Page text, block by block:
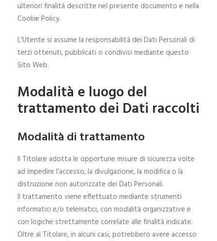
ulteriori finalità descritte nel presente documento e nella
Cookie Policy.
L'Utente si assume la responsabilità dei Dati Personali di
terzi ottenuti, pubblicati o condivisi mediante questo
Sito Web.
Modalità e luogo del
trattamento dei Dati raccolti
Modalità di trattamento
Il Titolare adotta le opportune misure di sicurezza volte
ad impedire l’accesso, la divulgazione, la modifica o la
distruzione non autorizzate dei Dati Personali.
Il trattamento viene effettuato mediante strumenti
informatici e/o telematici, con modalità organizzative e
con logiche strettamente correlate alle finalità indicate.
Oltre al Titolare, in alcuni casi, potrebbero avere accesso